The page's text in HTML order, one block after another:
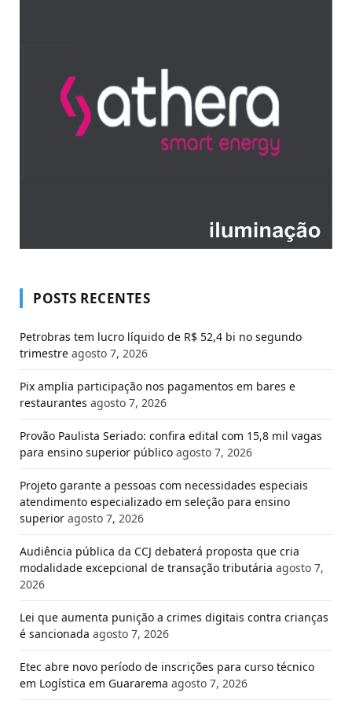
POSTS RECENTES
Petrobras tem lucro líquido de R$ 52,4 bi no segundo
trimestre agosto 7, 2026
Pix amplia participação nos pagamentos em bares e
restaurantes agosto 7, 2026
Provão Paulista Seriado: confira edital com 15,8 mil vagas
para ensino superior público agosto 7, 2026
Projeto garante a pessoas com necessidades especiais
atendimento especializado em seleção para ensino
superior agosto 7, 2026
Audiência pública da CCJ debaterá proposta que cria
modalidade excepcional de transação tributária agosto 7,
2026
Lei que aumenta punição a crimes digitais contra crianças
é sancionada agosto 7, 2026
Etec abre novo período de inscrições para curso técnico
em Logística em Guararema agosto 7, 2026